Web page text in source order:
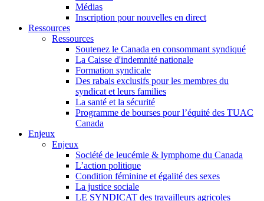
Médias
Inscription pour nouvelles en direct
Ressources
Ressources
Soutenez le Canada en consommant syndiqué
La Caisse d'indemnité nationale
Formation syndicale
Des rabais exclusifs pour les membres du
syndicat et leurs families
La santé et la sécurité
Programme de bourses pour l’équité des TUAC
Canada
Enjeux
Enjeux
Société de leucémie & lymphome du Canada
L’action politique
Condition féminine et égalité des sexes
La justice sociale
LE SYNDICAT des travailleurs agricoles